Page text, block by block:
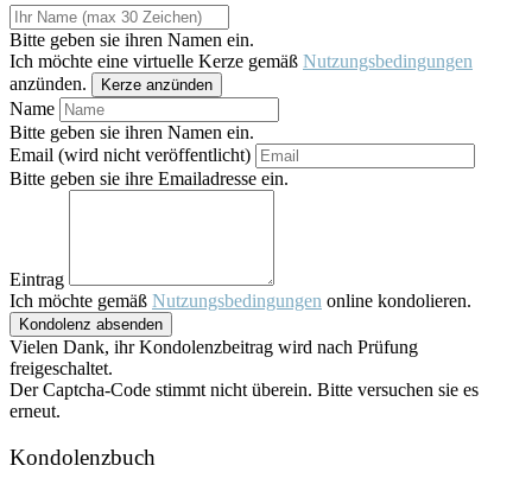
Bitte geben sie ihren Namen ein.
Ich möchte eine virtuelle Kerze gemäß Nutzungsbedingungen
anzünden.
Kerze anzünden
Name
Bitte geben sie ihren Namen ein.
Email (wird nicht veröffentlicht)
Bitte geben sie ihre Emailadresse ein.
Eintrag
Ich möchte gemäß Nutzungsbedingungen online kondolieren.
Kondolenz absenden
Vielen Dank, ihr Kondolenzbeitrag wird nach Prüfung
freigeschaltet.
Der Captcha-Code stimmt nicht überein. Bitte versuchen sie es
erneut.
Kondolenzbuch